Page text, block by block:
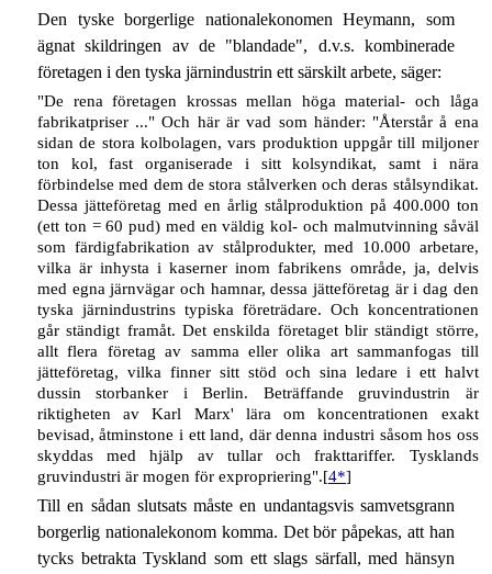
Den tyske borgerlige nationalekonomen Heymann, som
ägnat skildringen av de "blandade", d.v.s. kombinerade
företagen i den tyska järnindustrin ett särskilt arbete, säger:
"De rena företagen krossas mellan höga material- och låga
fabrikatpriser ..." Och här är vad som händer: "Återstår å ena
sidan de stora kolbolagen, vars produktion uppgår till miljoner
ton kol, fast organiserade i sitt kolsyndikat, samt i nära
förbindelse med dem de stora stålverken och deras stålsyndikat.
Dessa jätteföretag med en årlig stålproduktion på 400.000 ton
(ett ton = 60 pud) med en väldig kol- och malmutvinning såväl
som färdigfabrikation av stålprodukter, med 10.000 arbetare,
vilka är inhysta i kaserner inom fabrikens område, ja, delvis
med egna järnvägar och hamnar, dessa jätteföretag är i dag den
tyska järnindustrins typiska företrädare. Och koncentrationen
går ständigt framåt. Det enskilda företaget blir ständigt större,
allt flera företag av samma eller olika art sammanfogas till
jätteföretag, vilka finner sitt stöd och sina ledare i ett halvt
dussin storbanker i Berlin. Beträffande gruvindustrin är
riktigheten av Karl Marx' lära om koncentrationen exakt
bevisad, åtminstone i ett land, där denna industri såsom hos oss
skyddas med hjälp av tullar och frakttariffer. Tysklands
gruvindustri är mogen för expropriering".[4*]
Till en sådan slutsats måste en undantagsvis samvetsgrann
borgerlig nationalekonom komma. Det bör påpekas, att han
tycks betrakta Tyskland som ett slags särfall, med hänsyn